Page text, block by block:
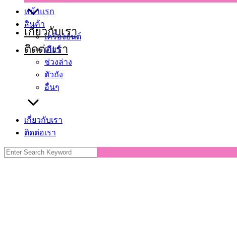
เกี่ยวกับเรา
ติดต่อเรา
หน้าแรก
สินค้า
เครื่องยนต์
เกียร์
ช่วงล่าง
ตัวถัง
อื่นๆ
เกี่ยวกับเรา
ติดต่อเรา
Search
for: